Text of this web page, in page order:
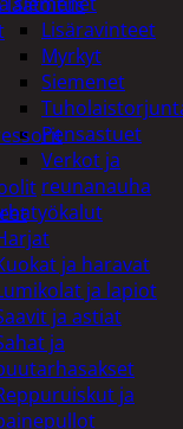
Lisäravinteet
Myrkyt
Siemenet
Pensastuet
Verkot ja
reunanauha
ja haravat
ja lapiot
ja astiat
ja
ja